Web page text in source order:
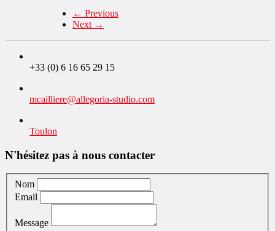
← Previous
Next →
+33 (0) 6 16 65 29 15
mcailliere@allegoria-studio.com
Toulon
N'hésitez pas à nous contacter
Nom
Email
Message